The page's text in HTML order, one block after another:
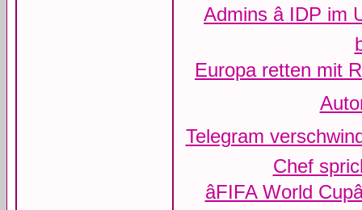
Admins â IDP
Europa retten mit
Telegram
Chef
âFIFA World